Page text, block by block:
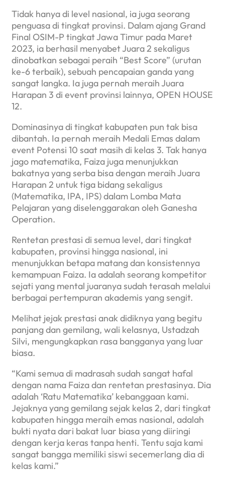
Tidak hanya di level nasional, ia juga seorang
penguasa di tingkat provinsi. Dalam ajang Grand
Final OSIM-P tingkat Jawa Timur pada Maret
2023, ia berhasil menyabet Juara 2 sekaligus
dinobatkan sebagai peraih “Best Score” (urutan
ke-6 terbaik), sebuah pencapaian ganda yang
sangat langka. Ia juga pernah meraih Juara
Harapan 3 di event provinsi lainnya, OPEN HOUSE
12.
Dominasinya di tingkat kabupaten pun tak bisa
dibantah. Ia pernah meraih Medali Emas dalam
event Potensi 10 saat masih di kelas 3. Tak hanya
jago matematika, Faiza juga menunjukkan
bakatnya yang serba bisa dengan meraih Juara
Harapan 2 untuk tiga bidang sekaligus
(Matematika, IPA, IPS) dalam Lomba Mata
Pelajaran yang diselenggarakan oleh Ganesha
Operation.
Rentetan prestasi di semua level, dari tingkat
kabupaten, provinsi hingga nasional, ini
menunjukkan betapa matang dan konsistennya
kemampuan Faiza. Ia adalah seorang kompetitor
sejati yang mental juaranya sudah terasah melalui
berbagai pertempuran akademis yang sengit.
Melihat jejak prestasi anak didiknya yang begitu
panjang dan gemilang, wali kelasnya, Ustadzah
Silvi, mengungkapkan rasa bangganya yang luar
biasa.
“Kami semua di madrasah sudah sangat hafal
dengan nama Faiza dan rentetan prestasinya. Dia
adalah ‘Ratu Matematika’ kebanggaan kami.
Jejaknya yang gemilang sejak kelas 2, dari tingkat
kabupaten hingga meraih emas nasional, adalah
bukti nyata dari bakat luar biasa yang diiringi
dengan kerja keras tanpa henti. Tentu saja kami
sangat bangga memiliki siswi secemerlang dia di
kelas kami.”